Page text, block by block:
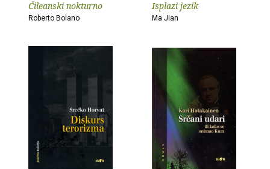
Čileanski nokturno
Roberto Bolano
Isplazi jezik
Ma Jian